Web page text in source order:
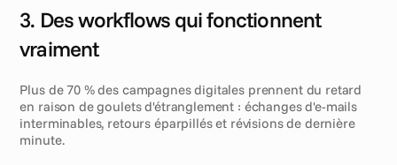
3. Des workflows qui fonctionnent
vraiment
Plus de 70 % des campagnes digitales prennent du retard
en raison de goulets d'étranglement : échanges d'e-mails
interminables, retours éparpillés et révisions de dernière
minute.